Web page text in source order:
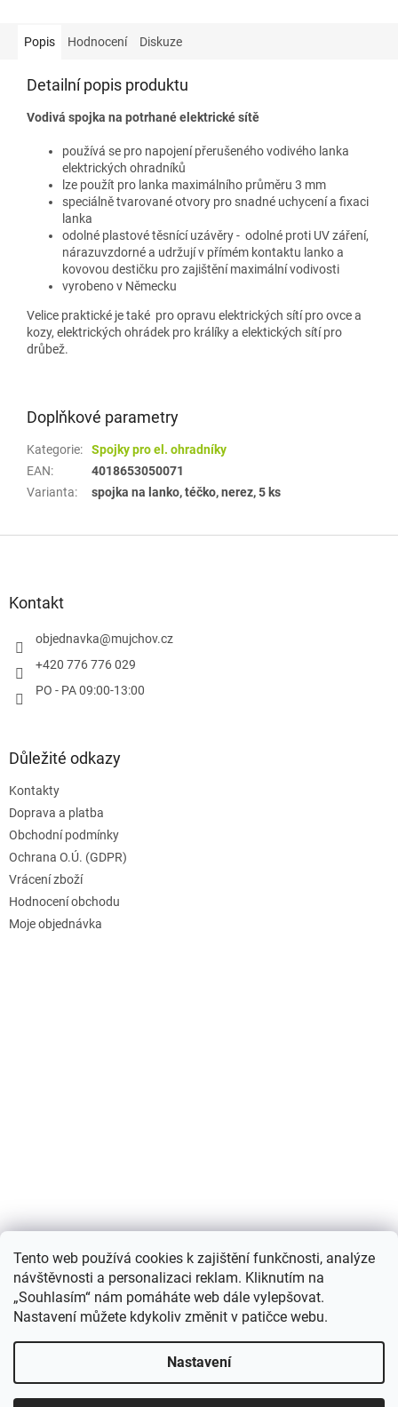
Tento web používá cookies k zajištění funkčnosti, analýze
návštěvnosti a personalizaci reklam. Kliknutím na
„Souhlasím“ nám pomáháte web dále vylepšovat.
Nastavení můžete kdykoliv změnit v patičce webu.
Nastavení
Popis Hodnocení Diskuze
Detailní popis produktu
Vodivá spojka na potrhané elektrické sítě
používá se pro napojení přerušeného vodivého lanka
elektrických ohradníků
lze použít pro lanka maximálního průměru 3 mm
speciálně tvarované otvory pro snadné uchycení a fixaci
lanka
odolné plastové těsnící uzávěry - odolné proti UV záření,
nárazuvzdorné a udržují v přímém kontaktu lanko a
kovovou destičku pro zajištění maximální vodivosti
vyrobeno v Německu
Velice praktické je také pro opravu elektrických sítí pro ovce a
kozy, elektrických ohrádek pro králíky a elektických sítí pro
drůbež.
Doplňkové parametry
Kategorie:
Spojky pro el. ohradníky
EAN:
4018653050071
Varianta: spojka na lanko, téčko, nerez, 5 ks
Kontakt
objednavka@mujchov.cz
+420 776 776 029
PO - PA 09:00-13:00
Důležité odkazy
Kontakty
Doprava a platba
Obchodní podmínky
Ochrana O.Ú. (GDPR)
Vrácení zboží
Hodnocení obchodu
Moje objednávka
0KS /0 KČ